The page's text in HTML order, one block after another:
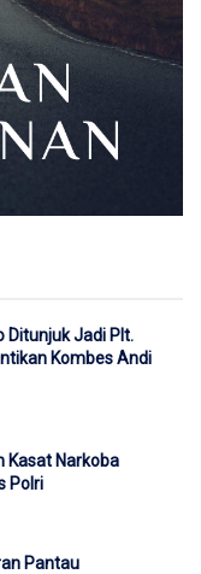
Ditunjuk Jadi Plt.
Kombes Andi
Kasat Narkoba
Polri
Pantau